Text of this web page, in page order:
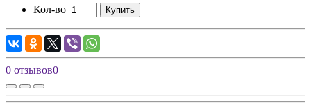
Кол-во Купить
0 отзывов0